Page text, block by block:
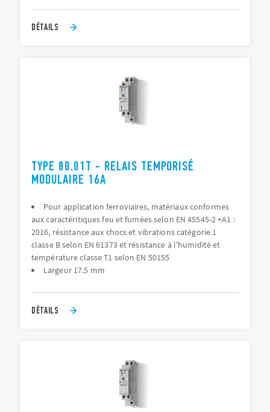
DÉTAILS
TYPE 80.01T - RELAIS TEMPORISÉ
MODULAIRE 16A
Pour application ferroviaires, matériaux conformes
aux caractéritiques feu et fumées selon EN 45545-2 +A1 :
2016, résistance aux chocs et vibrations catégorie 1
classe B selon EN 61373 et résistance à l'humidité et
température classe T1 selon EN 50155
Largeur 17.5 mm
DÉTAILS